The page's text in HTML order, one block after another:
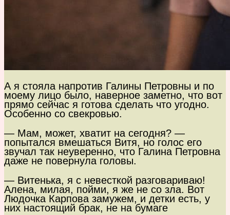
А я стояла напротив Галины Петровны и по
моему лицо было, наверное заметно, что вот
прямо сейчас я готова сделать что угодно.
Особенно со свекровью.
— Мам, может, хватит на сегодня? —
попытался вмешаться Витя, но голос его
звучал так неуверенно, что Галина Петровна
даже не повернула головы.
— Витенька, я с невесткой разговариваю!
Алена, милая, пойми, я же не со зла. Вот
Людочка Карпова замужем, и детки есть, у
них настоящий брак, не на бумаге